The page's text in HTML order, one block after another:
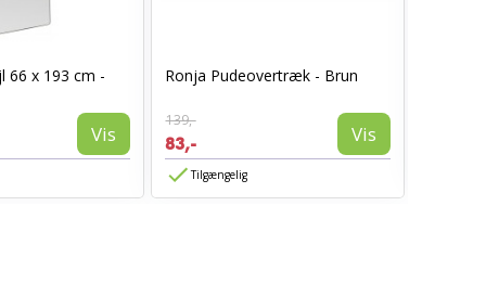
66 x 193 cm -
Vis
Ronja Pudeovertræk - Brun
139,-
83,- Vis
Tilgængelig